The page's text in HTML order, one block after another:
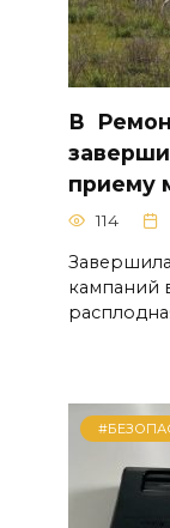
В
приему
114
кампаний